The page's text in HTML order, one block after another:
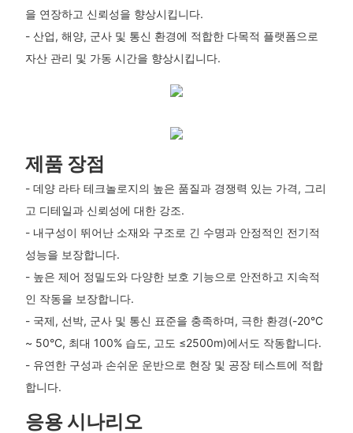
을 연장하고 신뢰성을 향상시킵니다.
- 산업, 해양, 군사 및 통신 환경에 적합한 다목적 플랫폼으로
자산 관리 및 가동 시간을 향상시킵니다.
제품 장점
- 데양 라타 테크놀로지의 높은 품질과 경쟁력 있는 가격, 그리
고 디테일과 신뢰성에 대한 강조.
- 내구성이 뛰어난 소재와 구조로 긴 수명과 안정적인 전기적
성능을 보장합니다.
- 높은 제어 정밀도와 다양한 보호 기능으로 안전하고 지속적
인 작동을 보장합니다.
- 국제, 선박, 군사 및 통신 표준을 충족하며, 극한 환경(-20°C
~ 50°C, 최대 100% 습도, 고도 ≤2500m)에서도 작동합니다.
- 유연한 구성과 손쉬운 운반으로 현장 및 공장 테스트에 적합
합니다.
응용 시나리오